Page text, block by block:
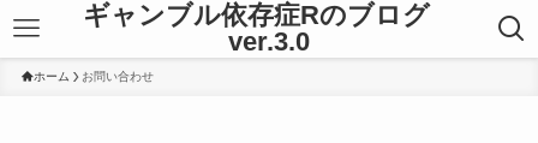
ギャンブル依存症Rのブログ
ver.3.0
ホーム お問い合わせ